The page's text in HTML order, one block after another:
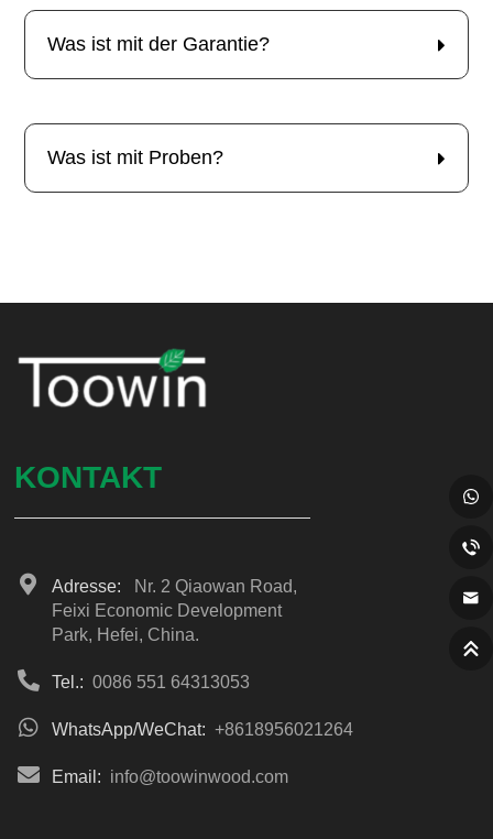
Was ist mit der Garantie?
Was ist mit Proben?
KONTAKT
Adresse:
Nr. 2 Qiaowan Road,
Feixi Economic Development
Park, Hefei, China.
Tel.: 0086 551 64313053
WhatsApp/WeChat: +8618956021264
Email: info@toowinwood.com